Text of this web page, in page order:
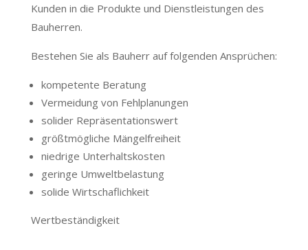
Kunden in die Produkte und Dienstleistungen des
Bauherren.
Bestehen Sie als Bauherr auf folgenden Ansprüchen:
kompetente Beratung
Vermeidung von Fehlplanungen
solider Repräsentationswert
größtmögliche Mängelfreiheit
niedrige Unterhaltskosten
geringe Umweltbelastung
solide Wirtschaflichkeit
Wertbeständigkeit